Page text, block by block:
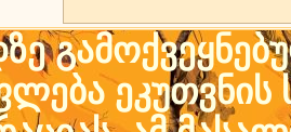
ეკუთვნის